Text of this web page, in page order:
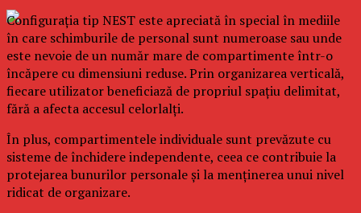
Configurația tip NEST este apreciată în special în mediile
în care schimburile de personal sunt numeroase sau unde
este nevoie de un număr mare de compartimente într-o
încăpere cu dimensiuni reduse. Prin organizarea verticală,
fiecare utilizator beneficiază de propriul spațiu delimitat,
fără a afecta accesul celorlalți.
În plus, compartimentele individuale sunt prevăzute cu
sisteme de închidere independente, ceea ce contribuie la
protejarea bunurilor personale și la menținerea unui nivel
ridicat de organizare.